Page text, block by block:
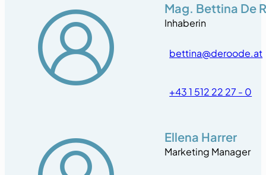
Mag. Bettina De
Inhaberin
bettina@deroode.at
+43 1 512 22 27 - 0
Ellena Harrer
Marketing Manager